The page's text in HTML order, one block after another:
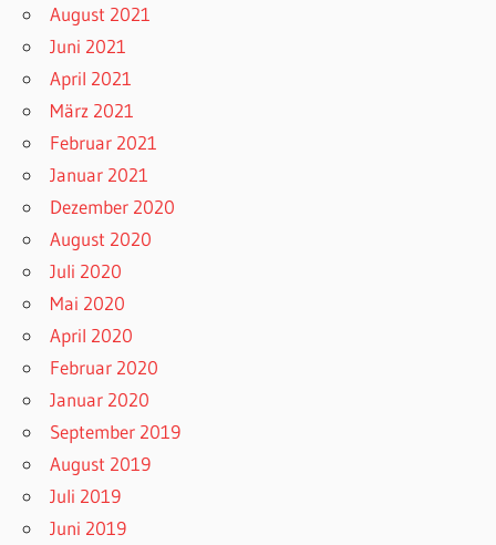
August 2021
Juni 2021
April 2021
März 2021
Februar 2021
Januar 2021
Dezember 2020
August 2020
Juli 2020
Mai 2020
April 2020
Februar 2020
Januar 2020
September 2019
August 2019
Juli 2019
Juni 2019